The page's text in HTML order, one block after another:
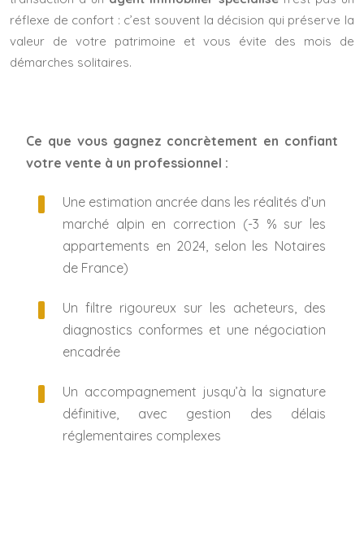
réflexe de confort : c’est souvent la décision qui préserve la
valeur de votre patrimoine et vous évite des mois de
démarches solitaires.
Ce que vous gagnez concrètement en confiant
votre vente à un professionnel :
Une estimation ancrée dans les réalités d’un
marché alpin en correction (-3 % sur les
appartements en 2024, selon les Notaires
de France)
Un filtre rigoureux sur les acheteurs, des
diagnostics conformes et une négociation
encadrée
Un accompagnement jusqu’à la signature
définitive, avec gestion des délais
réglementaires complexes